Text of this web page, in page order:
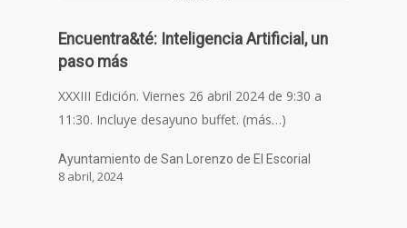
Encuentra&té: Inteligencia Artificial, un
paso más
XXXIII Edición. Viernes 26 abril 2024 de 9:30 a
11:30. Incluye desayuno buffet. (más…)
Ayuntamiento de San Lorenzo de El Escorial
8 abril, 2024